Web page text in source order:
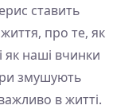
ставить
про те, як
як наші вчинки
змушують
в житті.